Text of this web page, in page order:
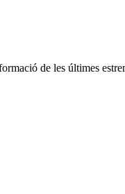
de les últimes